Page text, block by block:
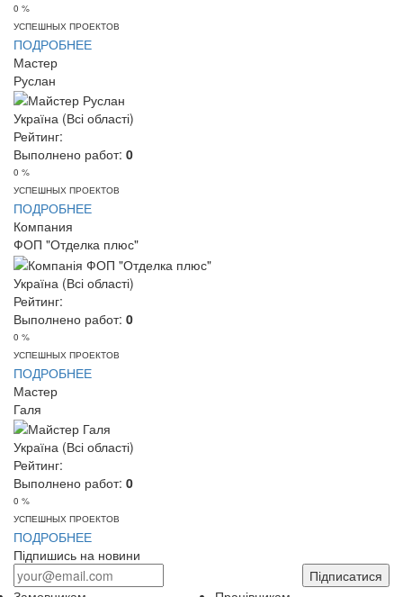
0 %
УСПЕШНЫХ ПРОЕКТОВ
ПОДРОБНЕЕ
Мастер
Руслан
Україна (Всі області)
Рейтинг:
Выполнено работ: 0
0 %
УСПЕШНЫХ ПРОЕКТОВ
ПОДРОБНЕЕ
Компания
ФОП "Отделка плюс"
Україна (Всі області)
Рейтинг:
Выполнено работ: 0
0 %
УСПЕШНЫХ ПРОЕКТОВ
ПОДРОБНЕЕ
Мастер
Галя
Україна (Всі області)
Рейтинг:
Выполнено работ: 0
0 %
УСПЕШНЫХ ПРОЕКТОВ
ПОДРОБНЕЕ
Підпишись на новини
Підписатися